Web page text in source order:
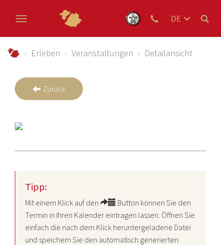
DE
schmallenberger-sauerland.de
Erleben Veranstaltungen Detailansicht
Zurück
Tipp:
Mit einem Klick auf den
Button können Sie den
Termin in Ihren Kalender eintragen lassen. Öffnen Sie
einfach die nach dem Klick heruntergeladene Datei
und speichern Sie den automatisch generierten